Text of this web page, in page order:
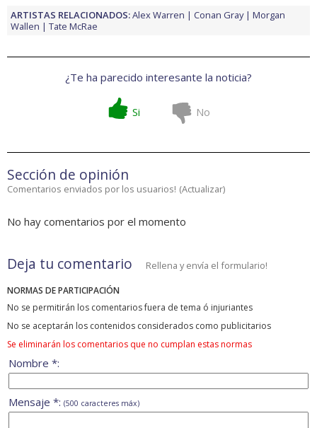
ARTISTAS RELACIONADOS:Alex Warren Conan Gray
Morgan
Wallen
Tate McRae
¿Te ha parecido interesante la noticia?
Si No
Sección de opinión
Comentarios enviados por los usuarios! (Actualizar)
No hay comentarios por el momento
Deja tu comentario Rellena y envía el formulario!
NORMAS DE PARTICIPACIÓN
No se permitirán los comentarios fuera de tema ó injuriantes
No se aceptarán los contenidos considerados como publicitarios
Se eliminarán los comentarios que no cumplan estas normas
Nombre *:
Mensaje *: (500 caracteres máx)